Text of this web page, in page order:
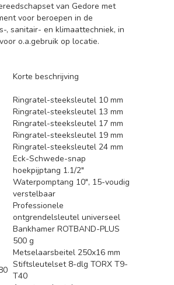
van Gedore met
voor beroepen in de
, sanitair- en klimaattechniek, in
o.a.gebruik op locatie.
Korte beschrijving
Ringratel-steeksleutel 10 mm
Ringratel-steeksleutel 13 mm
Ringratel-steeksleutel 17 mm
Ringratel-steeksleutel 19 mm
Ringratel-steeksleutel 24 mm
Eck-Schwede-snap
hoekpijptang 1.1/2"
Waterpomptang 10", 15-voudig
verstelbaar
Professionele
ontgrendelsleutel universeel
Bankhamer ROTBAND-PLUS
500 g
Metselaarsbeitel 250x16 mm
Stiftsleutelset 8-dlg TORX T9-
T40